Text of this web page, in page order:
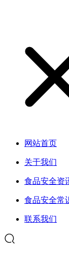
网站首页
关于我们
食品安全资
食品安全常
联系我们